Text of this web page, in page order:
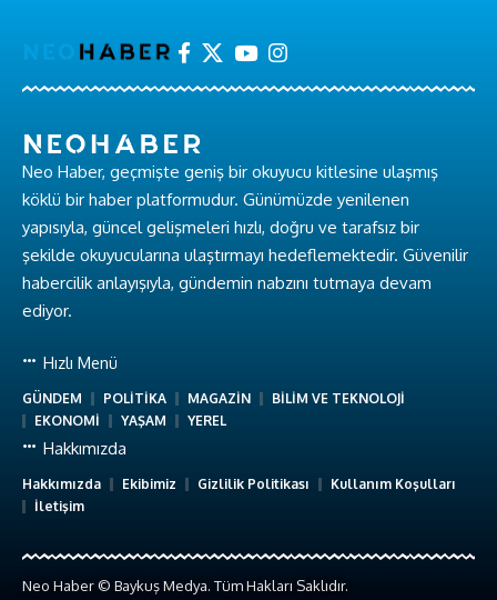
Neo Haber, geçmişte geniş bir okuyucu kitlesine ulaşmış
köklü bir haber platformudur. Günümüzde yenilenen
yapısıyla, güncel gelişmeleri hızlı, doğru ve tarafsız bir
şekilde okuyucularına ulaştırmayı hedeflemektedir. Güvenilir
habercilik anlayışıyla, gündemin nabzını tutmaya devam
ediyor.
Hızlı Menü
GÜNDEM POLİTİKA MAGAZİN
BİLİM VE TEKNOLOJİ
EKONOMİ
YAŞAM YEREL
Hakkımızda
Hakkımızda Ekibimiz Gizlilik Politikası
Kullanım Koşulları
İletişim
Neo Haber © Baykuş Medya. Tüm Hakları Saklıdır.